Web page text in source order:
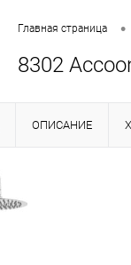
Главная страница •
8302
ОПИСАНИЕ